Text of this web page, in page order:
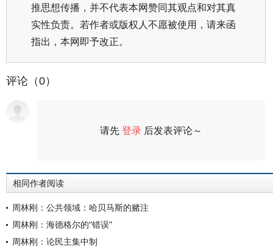
推思想传播，并不代表本网赞同其观点和对其真
实性负责。若作者或版权人不愿被使用，请来函
指出，本网即予改正。
评论（0）
请先登录 后发表评论～
相同作者阅读
周林刚：公共领域：哈贝马斯的赌注
周林刚：海德格尔的“错误”
周林刚：论民主集中制